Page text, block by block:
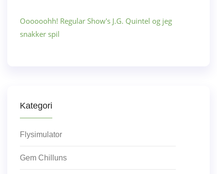
Oooooohh! Regular Show's J.G. Quintel og jeg
snakker spil
Kategori
Flysimulator
Gem Chilluns